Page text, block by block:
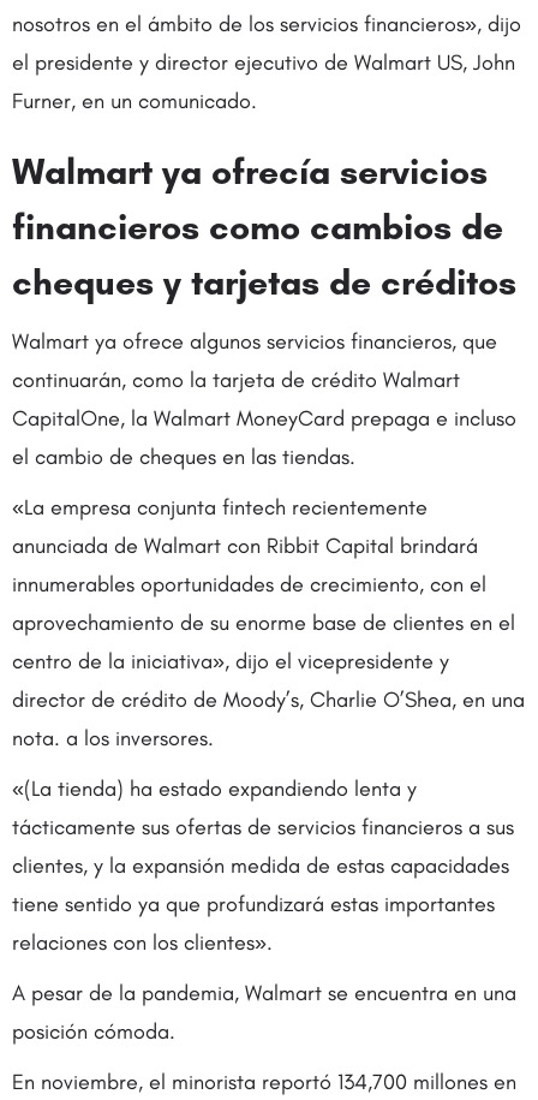
nosotros en el ámbito de los servicios financieros», dijo
el presidente y director ejecutivo de Walmart US, John
Furner, en un comunicado.
Walmart ya ofrecía servicios
financieros como cambios de
cheques y tarjetas de créditos
Walmart ya ofrece algunos servicios financieros, que
continuarán, como la tarjeta de crédito Walmart
CapitalOne, la Walmart MoneyCard prepaga e incluso
el cambio de cheques en las tiendas.
«La empresa conjunta fintech recientemente
anunciada de Walmart con Ribbit Capital brindará
innumerables oportunidades de crecimiento, con el
aprovechamiento de su enorme base de clientes en el
centro de la iniciativa», dijo el vicepresidente y
director de crédito de Moody’s, Charlie O’Shea, en una
nota. a los inversores.
«(La tienda) ha estado expandiendo lenta y
tácticamente sus ofertas de servicios financieros a sus
clientes, y la expansión medida de estas capacidades
tiene sentido ya que profundizará estas importantes
relaciones con los clientes».
A pesar de la pandemia, Walmart se encuentra en una
posición cómoda.
En noviembre, el minorista reportó 134,700 millones en